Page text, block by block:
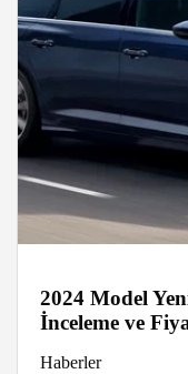
2024 Model
İnceleme ve
Haberler